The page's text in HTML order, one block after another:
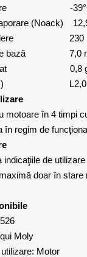
-
aprindere
de bază 7,0
Sulfat 0,8 g/
motoare în 4 timpi
în regim de
indicaţiile de
doar în stare
Moly
Motor